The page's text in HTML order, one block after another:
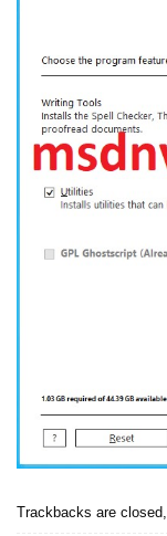
Trackbacks are